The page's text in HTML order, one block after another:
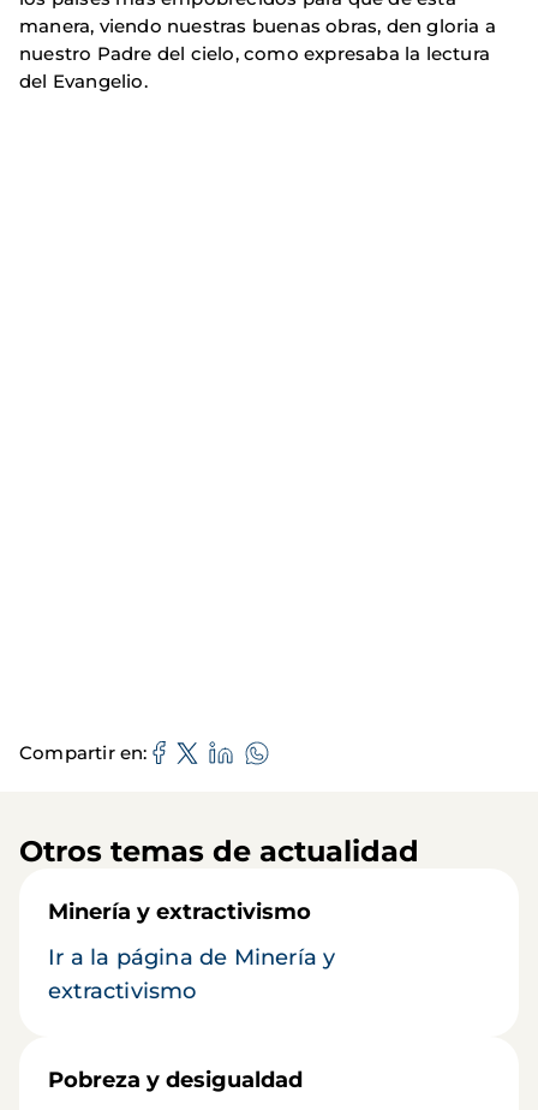
manera, viendo nuestras buenas obras, den gloria a
nuestro Padre del cielo, como expresaba la lectura
del Evangelio.
Compartir en
Otros temas de actualidad
Minería y extractivismo
Ir a la página de Minería y
extractivismo
Pobreza y desigualdad